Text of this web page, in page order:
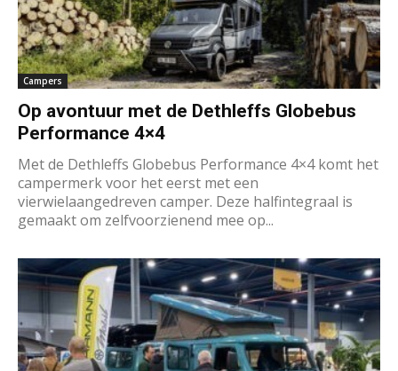
Campers
Op avontuur met de Dethleffs Globebus
Performance 4×4
Met de Dethleffs Globebus Performance 4×4 komt het
campermerk voor het eerst met een
vierwielaangedreven camper. Deze halfintegraal is
gemaakt om zelfvoorzienend mee op...